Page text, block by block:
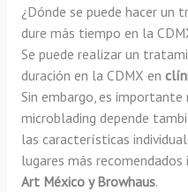
¿Dónde se puede hacer un
dure más tiempo en la
Se puede realizar un
duración en la CDMX en
Sin embargo, es
microblading depende
las características
lugares más recomendados
Art México y Browhaus.